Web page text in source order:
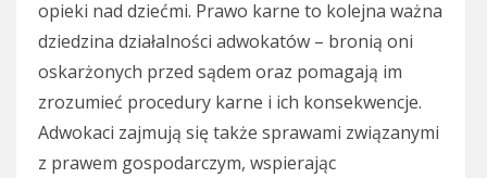
opieki nad dziećmi. Prawo karne to kolejna ważna
dziedzina działalności adwokatów – bronią oni
oskarżonych przed sądem oraz pomagają im
zrozumieć procedury karne i ich konsekwencje.
Adwokaci zajmują się także sprawami związanymi
z prawem gospodarczym, wspierając